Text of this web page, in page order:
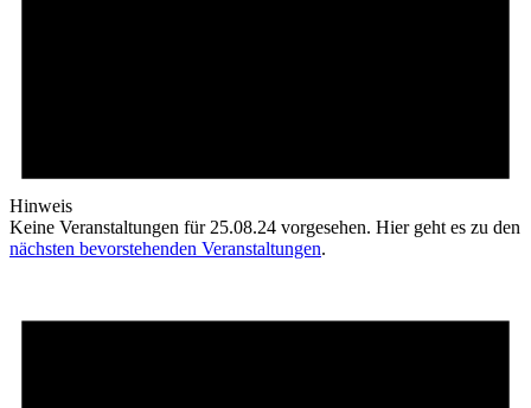
Hinweis
Keine Veranstaltungen für 25.08.24 vorgesehen. Hier geht es zu den
nächsten bevorstehenden Veranstaltungen.